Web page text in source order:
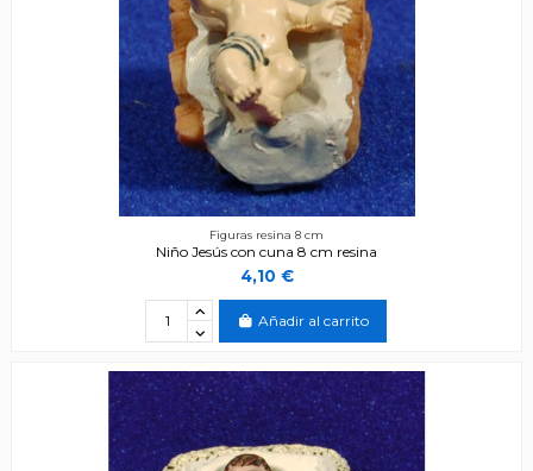
Figuras resina 8 cm
Niño Jesús con cuna 8 cm resina
4,10 €
Añadir al carrito